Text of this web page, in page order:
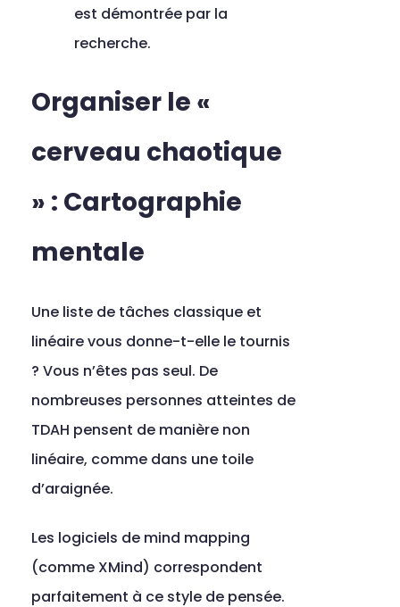
est démontrée par la
recherche.
Organiser le «
cerveau chaotique
» : Cartographie
mentale
Une liste de tâches classique et
linéaire vous donne-t-elle le tournis
? Vous n’êtes pas seul. De
nombreuses personnes atteintes de
TDAH pensent de manière non
linéaire, comme dans une toile
d’araignée.
Les logiciels de mind mapping
(comme XMind) correspondent
parfaitement à ce style de pensée.